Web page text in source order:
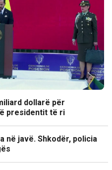
dollarë për
presidentit të ri
në javë. Shkodër, policia